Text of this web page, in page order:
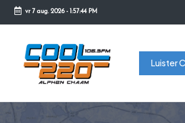
Ga
inhoud
vr 7 aug. 2026- 1:57:44 PM
C
o
l
Luister